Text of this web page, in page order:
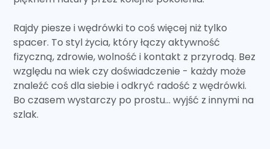
Rajdy piesze i wędrówki to coś więcej niż tylko
spacer. To styl życia, który łączy aktywność
fizyczną, zdrowie, wolność i kontakt z przyrodą. Bez
względu na wiek czy doświadczenie - każdy może
znaleźć coś dla siebie i odkryć radość z wędrówki.
Bo czasem wystarczy po prostu… wyjść z innymi na
szlak.